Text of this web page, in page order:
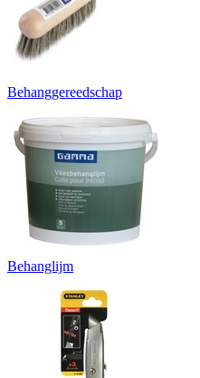
Behanggereedschap
Behanglijm